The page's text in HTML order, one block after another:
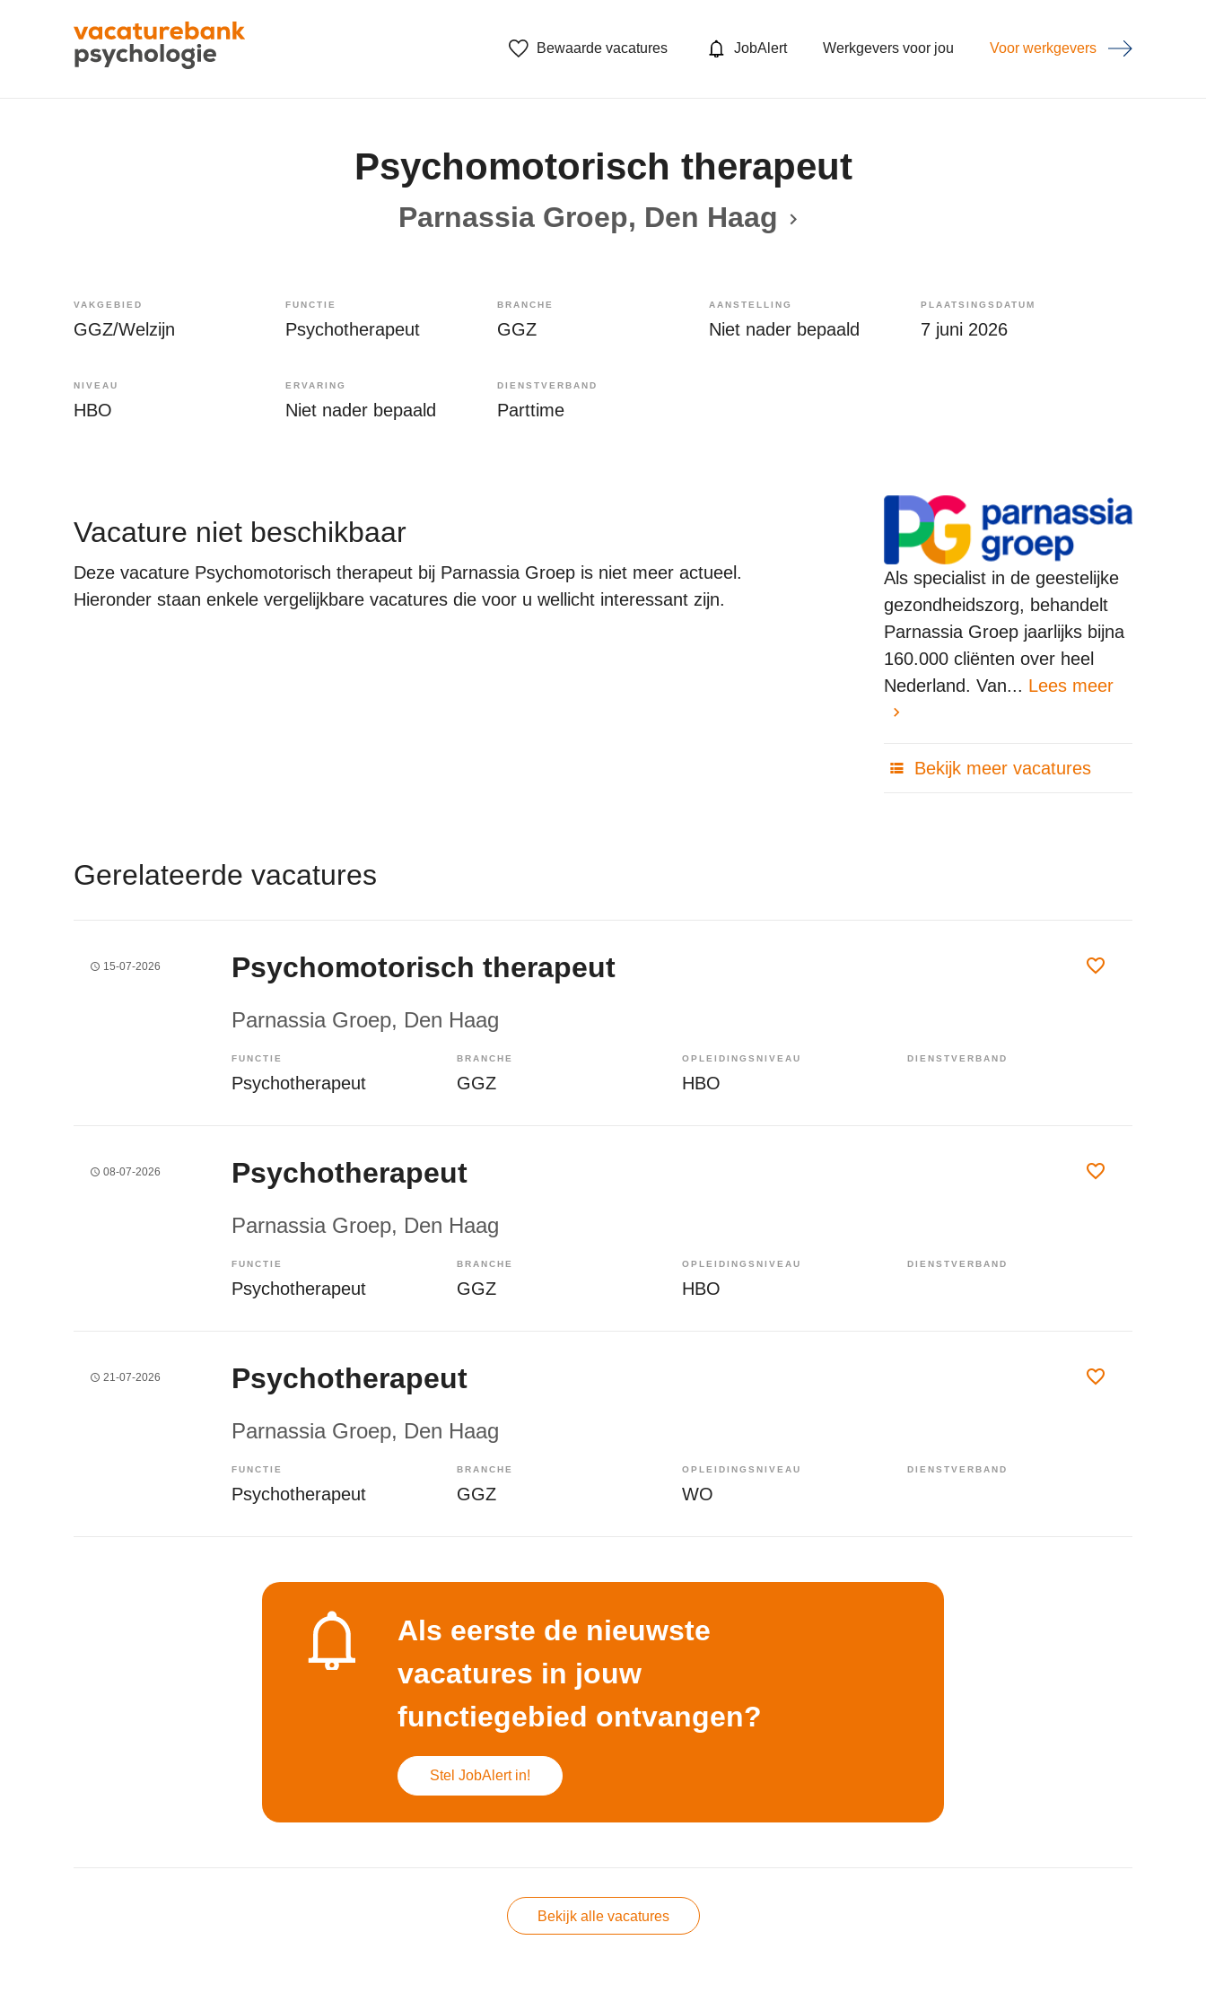
Bewaarde vacatures JobAlert Werkgevers voor jou Voor werkgevers
Psychomotorisch therapeut
Parnassia Groep, Den Haag
VAKGEBIED
GGZ/Welzijn
FUNCTIE
Psychotherapeut
BRANCHE
GGZ
AANSTELLING
Niet nader bepaald
PLAATSINGSDATUM
7 juni 2026
NIVEAU
HBO
ERVARING
Niet nader bepaald
DIENSTVERBAND
Parttime
Vacature niet beschikbaar
Deze vacature Psychomotorisch therapeut bij Parnassia Groep is niet meer actueel.
Hieronder staan enkele vergelijkbare vacatures die voor u wellicht interessant zijn.
Als specialist in de geestelijke
gezondheidszorg, behandelt
Parnassia Groep jaarlijks bijna
160.000 cliënten over heel
Nederland. Van... Lees meer
Bekijk meer vacatures
Gerelateerde vacatures
15-07-2026 Psychomotorisch therapeut
Parnassia Groep, Den Haag
FUNCTIE
Psychotherapeut
BRANCHE
GGZ
OPLEIDINGSNIVEAU
HBO
DIENSTVERBAND
08-07-2026 Psychotherapeut
Parnassia Groep, Den Haag
FUNCTIE
Psychotherapeut
BRANCHE
GGZ
OPLEIDINGSNIVEAU
HBO
DIENSTVERBAND
21-07-2026 Psychotherapeut
Parnassia Groep, Den Haag
FUNCTIE
Psychotherapeut
BRANCHE
GGZ
OPLEIDINGSNIVEAU
WO
DIENSTVERBAND
Als eerste de nieuwste
vacatures in jouw
functiegebied ontvangen?
Stel JobAlert in!
Bekijk alle vacatures